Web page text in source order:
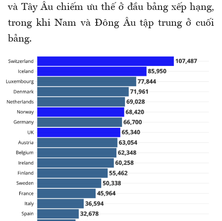
và Tây Âu chiếm ưu thế ở đầu bảng xếp hạng,
trong khi Nam và Đông Âu tập trung ở cuối
bảng.